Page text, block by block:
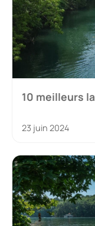
10 meilleurs
23 juin 2024